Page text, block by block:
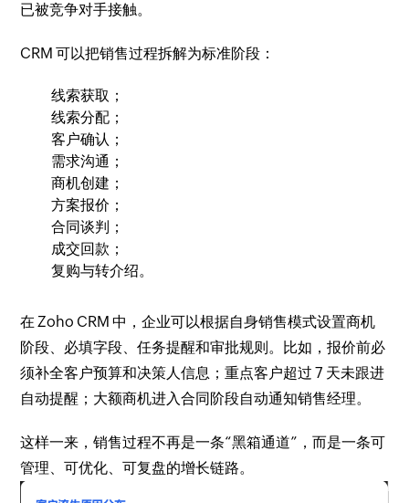
已被竞争对手接触。
CRM 可以把销售过程拆解为标准阶段：
线索获取；
线索分配；
客户确认；
需求沟通；
商机创建；
方案报价；
合同谈判；
成交回款；
复购与转介绍。
在 Zoho CRM 中，企业可以根据自身销售模式设置商机
阶段、必填字段、任务提醒和审批规则。比如，报价前必
须补全客户预算和决策人信息；重点客户超过 7 天未跟进
自动提醒；大额商机进入合同阶段自动通知销售经理。
这样一来，销售过程不再是一条“黑箱通道”，而是一条可
管理、可优化、可复盘的增长链路。